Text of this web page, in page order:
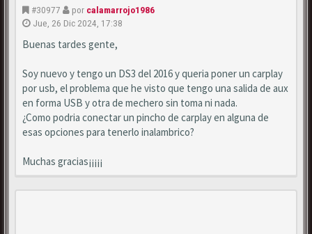
#30977 por calamarrojo1986
Jue, 26 Dic 2024, 17:38
Buenas tardes gente,
Soy nuevo y tengo un DS3 del 2016 y queria poner un carplay
por usb, el problema que he visto que tengo una salida de aux
en forma USB y otra de mechero sin toma ni nada.
¿Como podria conectar un pincho de carplay en alguna de
esas opciones para tenerlo inalambrico?
Muchas gracias¡¡¡¡¡